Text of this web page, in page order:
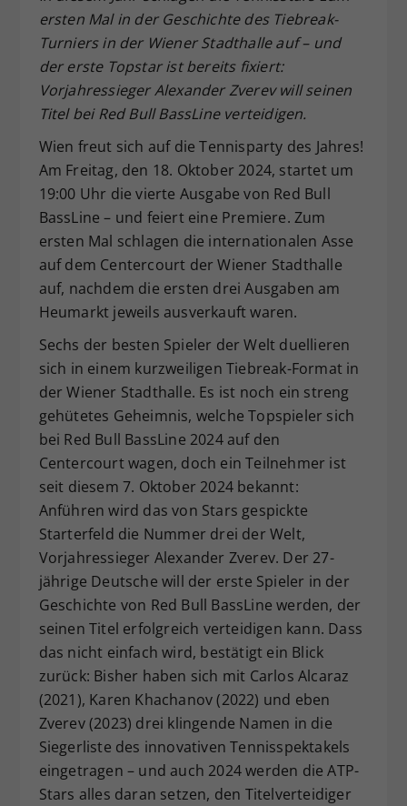
ersten Mal in der Geschichte des Tiebreak-
Turniers in der Wiener Stadthalle auf – und
der erste Topstar ist bereits fixiert:
Vorjahressieger Alexander Zverev will seinen
Titel bei Red Bull BassLine verteidigen.
Wien freut sich auf die Tennisparty des Jahres!
Am Freitag, den 18. Oktober 2024, startet um
19:00 Uhr die vierte Ausgabe von Red Bull
BassLine – und feiert eine Premiere. Zum
ersten Mal schlagen die internationalen Asse
auf dem Centercourt der Wiener Stadthalle
auf, nachdem die ersten drei Ausgaben am
Heumarkt jeweils ausverkauft waren.
Sechs der besten Spieler der Welt duellieren
sich in einem kurzweiligen Tiebreak-Format in
der Wiener Stadthalle. Es ist noch ein streng
gehütetes Geheimnis, welche Topspieler sich
bei Red Bull BassLine 2024 auf den
Centercourt wagen, doch ein Teilnehmer ist
seit diesem 7. Oktober 2024 bekannt:
Anführen wird das von Stars gespickte
Starterfeld die Nummer drei der Welt,
Vorjahressieger Alexander Zverev. Der 27-
jährige Deutsche will der erste Spieler in der
Geschichte von Red Bull BassLine werden, der
seinen Titel erfolgreich verteidigen kann. Dass
das nicht einfach wird, bestätigt ein Blick
zurück: Bisher haben sich mit Carlos Alcaraz
(2021), Karen Khachanov (2022) und eben
Zverev (2023) drei klingende Namen in die
Siegerliste des innovativen Tennisspektakels
eingetragen – und auch 2024 werden die ATP-
Stars alles daran setzen, den Titelverteidiger
Zweck
Dieser Wert speichert Ihre Consent-
Einstellungen. Unter anderem eine
zufällig generierte ID, für die
historische Speicherung Ihrer
vorgenommen Einstellungen, falls der
Webseiten-Betreiber dies eingestellt
hat.